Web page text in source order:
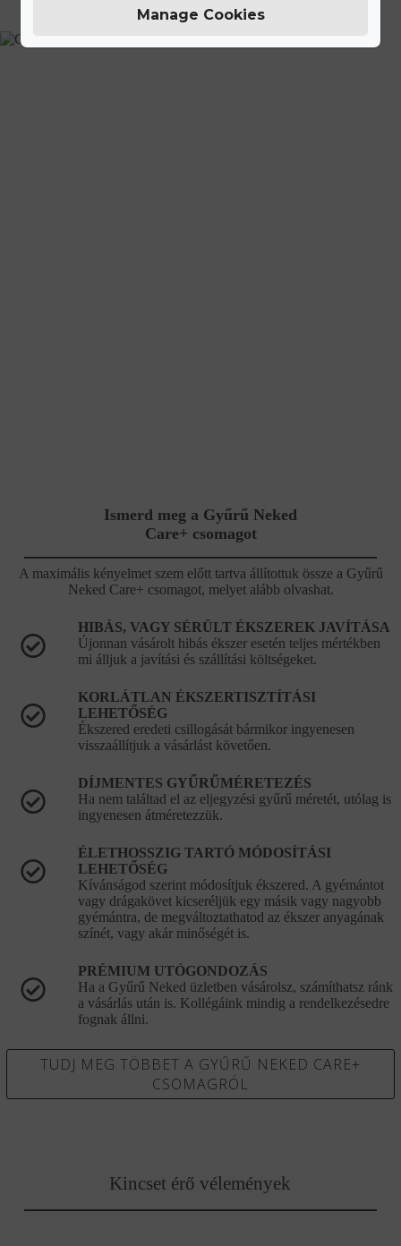
Ismerd meg a Gyűrű Neked
Care+ csomagot
A maximális kényelmet szem előtt tartva állítottuk össze a Gyűrű
Neked Care+ csomagot, melyet alább olvashat.
HIBÁS, VAGY SÉRÜLT ÉKSZEREK JAVÍTÁSA
Újonnan vásárolt hibás ékszer esetén teljes mértékben
mi álljuk a javítási és szállítási költségeket.
KORLÁTLAN ÉKSZERTISZTÍTÁSI
LEHETŐSÉG
Ékszered eredeti csillogását bármikor ingyenesen
visszaállítjuk a vásárlást követően.
DÍJMENTES GYŰRŰMÉRETEZÉS
Ha nem találtad el az eljegyzési gyűrű méretét, utólag is
ingyenesen átméretezzük.
ÉLETHOSSZIG TARTÓ MÓDOSÍTÁSI
LEHETŐSÉG
Kívánságod szerint módosítjuk ékszered. A gyémántot
vagy drágakövet kicseréljük egy másik vagy nagyobb
gyémántra, de megváltoztathatod az ékszer anyagának
színét, vagy akár minőségét is.
PRÉMIUM UTÓGONDOZÁS
Ha a Gyűrű Neked üzletben vásárolsz, számíthatsz ránk
a vásárlás után is. Kollégáink mindig a rendelkezésedre
fognak állni.
TUDJ MEG TÖBBET A GYŰRŰ NEKED CARE+
CSOMAGRÓL
Kincset érő vélemények
Manage Cookies